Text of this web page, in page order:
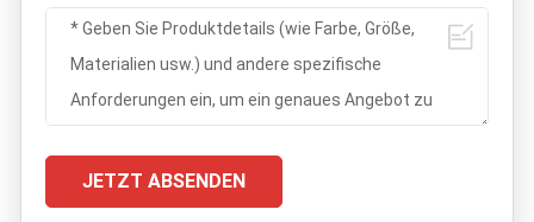
JETZT ABSENDEN